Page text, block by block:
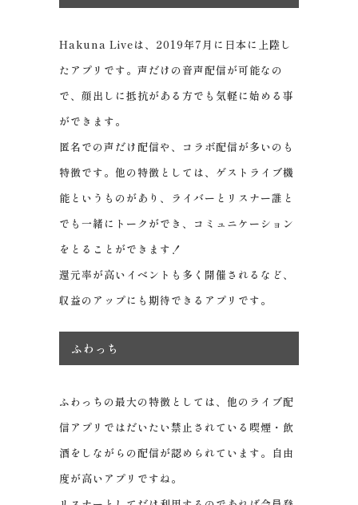
Hakuna Liveは、2019年7月に日本に上陸し
たアプリです。声だけの音声配信が可能なの
で、顔出しに抵抗がある方でも気軽に始める事
ができます。
匿名での声だけ配信や、コラボ配信が多いのも
特徴です。他の特徴としては、ゲストライブ機
能というものがあり、ライバーとリスナー誰と
でも一緒にトークができ、コミュニケーション
をとることができます！
還元率が高いイベントも多く開催されるなど、
収益のアップにも期待できるアプリです。
ふわっち
ふわっちの最大の特徴としては、他のライブ配
信アプリではだいたい禁止されている喫煙・飲
酒をしながらの配信が認められています。自由
度が高いアプリですね。